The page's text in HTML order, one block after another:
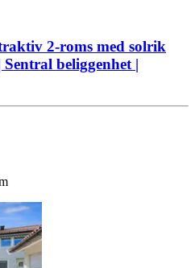
2-roms med solrik
beliggenhet |